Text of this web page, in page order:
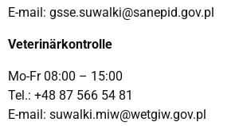
E-mail: gsse.suwalki@sanepid.gov.pl
Veterinärkontrolle
Mo-Fr 08:00 – 15:00
Tel.: +48 87 566 54 81
E-mail: suwalki.miw@wetgiw.gov.pl